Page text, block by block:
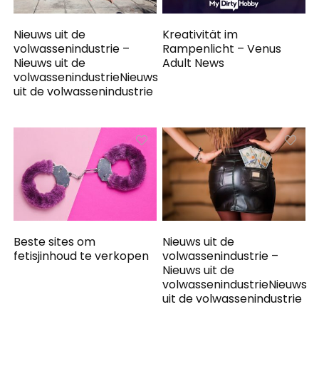
Nieuws uit de
volwassenindustrie –
Nieuws uit de
volwassenindustrieNieuws
uit de volwassenindustrie
Kreativität im
Rampenlicht – Venus
Adult News
Beste sites om
fetisjinhoud te verkopen
Nieuws uit de
volwassenindustrie –
Nieuws uit de
volwassenindustrieNieuws
uit de volwassenindustrie